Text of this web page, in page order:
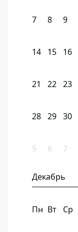
7 8 9
14 15 16
21 22 23
28 29 30
5 6 7
Декабрь
Пн Вт Ср